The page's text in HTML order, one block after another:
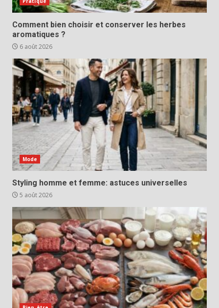
Comment bien choisir et conserver les herbes
aromatiques ?
6 août 2026
Mode
Styling homme et femme: astuces universelles
5 août 2026